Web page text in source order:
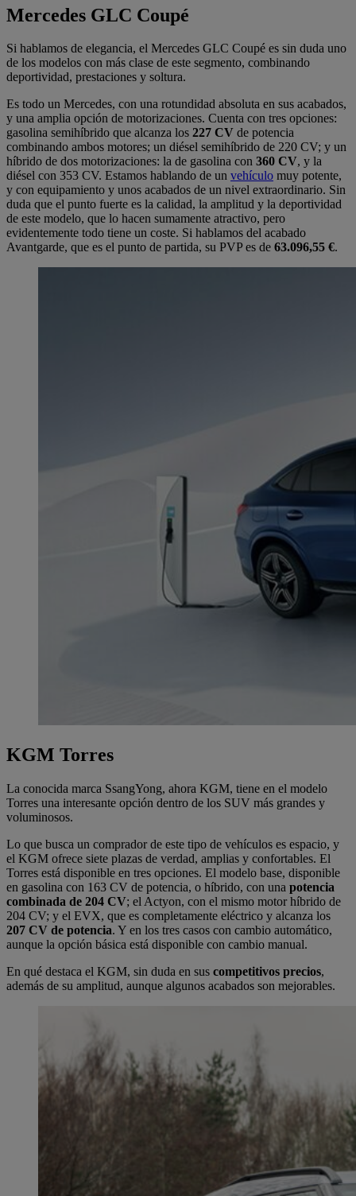
Mercedes GLC Coupé
Si hablamos de elegancia, el Mercedes GLC Coupé es sin duda uno
de los modelos con más clase de este segmento, combinando
deportividad, prestaciones y soltura.
Es todo un Mercedes, con una rotundidad absoluta en sus acabados,
y una amplia opción de motorizaciones. Cuenta con tres opciones:
gasolina semihíbrido que alcanza los 227 CV de potencia
combinando ambos motores; un diésel semihíbrido de 220 CV; y un
híbrido de dos motorizaciones: la de gasolina con 360 CV, y la
diésel con 353 CV. Estamos hablando de un vehículo muy potente,
y con equipamiento y unos acabados de un nivel extraordinario. Sin
duda que el punto fuerte es la calidad, la amplitud y la deportividad
de este modelo, que lo hacen sumamente atractivo, pero
evidentemente todo tiene un coste. Si hablamos del acabado
Avantgarde, que es el punto de partida, su PVP es de 63.096,55 €.
KGM Torres
La conocida marca SsangYong, ahora KGM, tiene en el modelo
Torres una interesante opción dentro de los SUV más grandes y
voluminosos.
Lo que busca un comprador de este tipo de vehículos es espacio, y
el KGM ofrece siete plazas de verdad, amplias y confortables. El
Torres está disponible en tres opciones. El modelo base, disponible
en gasolina con 163 CV de potencia, o híbrido, con una potencia
combinada de 204 CV; el Actyon, con el mismo motor híbrido de
204 CV; y el EVX, que es completamente eléctrico y alcanza los
207 CV de potencia. Y en los tres casos con cambio automático,
aunque la opción básica está disponible con cambio manual.
En qué destaca el KGM, sin duda en sus competitivos precios,
además de su amplitud, aunque algunos acabados son mejorables.